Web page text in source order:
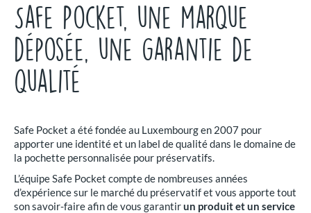
Safe Pocket, une marque
déposée, une garantie de
qualité
Safe Pocket a été fondée au Luxembourg en 2007 pour
apporter une identité et un label de qualité dans le domaine de
la pochette personnalisée pour préservatifs.
L’équipe Safe Pocket compte de nombreuses années
d’expérience sur le marché du préservatif et vous apporte tout
son savoir-faire afin de vous garantirun produit et un service